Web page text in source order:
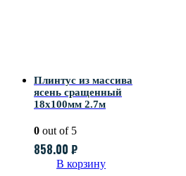
Плинтус из массива
ясень сращенный
18х100мм 2.7м
0 out of 5
858.00 ₽
В корзину